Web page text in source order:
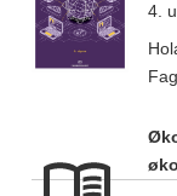
4.